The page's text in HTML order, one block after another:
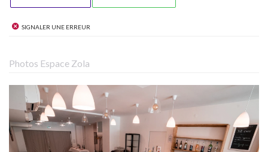
Signaler une erreur
Photos Espace Zola